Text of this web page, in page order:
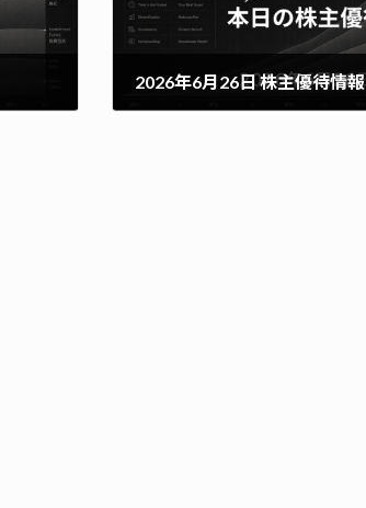
2026年6月26日 株主優待情報